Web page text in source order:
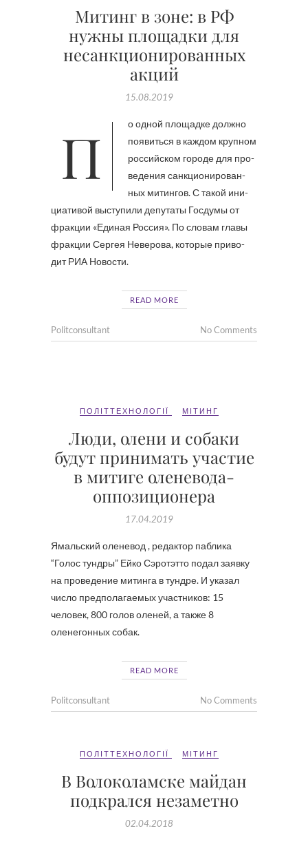
Митинг в зоне: в РФ
нужны площадки для
несанкционированных
акций
15.08.2019
По од­ной пло­щад­ке долж­но
по­явить­ся в каж­дом круп­ном
рос­сий­ском го­ро­де для про­
ве­де­ния санк­ци­о­ни­ро­ван­
ных ми­тин­гов. С та­кой ини­
ци­а­ти­вой вы­сту­пи­ли де­пу­та­ты Гос­ду­мы от
фрак­ции «Еди­ная Рос­сия». По сло­вам гла­вы
фрак­ции Сер­гея Неве­ро­ва, ко­то­рые при­во­
дит РИА Но­во­сти.
READ MORE
Politconsultant No Comments
ПОЛІТТЕХНОЛОГІЇ МІТИНГ
Люди, олени и собаки
будут принимать участие
в митиге оленевода-
оппозиционера
17.04.2019
Ямальский оленевод , редактор паблика
“Голос тундры” Ейко Сэротэтто подал заявку
на проведение митинга в тундре. И указал
число предполагаемых участников: 15
человек, 800 голов оленей, а также 8
оленегонных собак.
READ MORE
Politconsultant No Comments
ПОЛІТТЕХНОЛОГІЇ МІТИНГ
В Волоколамске майдан
подкрался незаметно
02.04.2018